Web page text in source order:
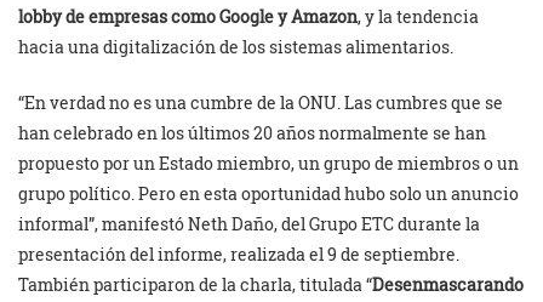
lobby de empresas como Google y Amazon, y la tendencia
hacia una digitalización de los sistemas alimentarios.
“En verdad no es una cumbre de la ONU. Las cumbres que se
han celebrado en los últimos 20 años normalmente se han
propuesto por un Estado miembro, un grupo de miembros o un
grupo político. Pero en esta oportunidad hubo solo un anuncio
informal”, manifestó Neth Daño, del Grupo ETC durante la
presentación del informe, realizada el 9 de septiembre.
También participaron de la charla, titulada “Desenmascarando